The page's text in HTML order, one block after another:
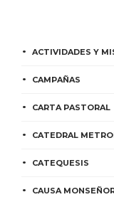
ACTIVIDADES Y
CAMPAÑAS
CARTA PASTORAL
CATEDRAL
CATEQUESIS
CAUSA